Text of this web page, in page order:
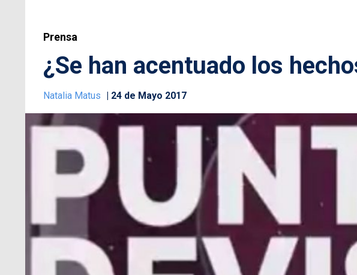
Prensa
¿Se han acentuado los
Natalia Matus 24 de Mayo 2017